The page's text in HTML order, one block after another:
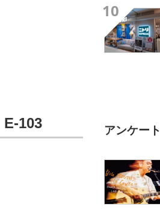
103
10
アンケート